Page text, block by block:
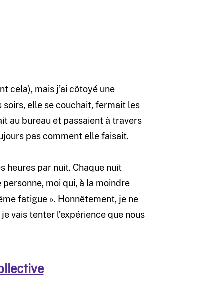
cela), mais j’ai côtoyé une
elle se couchait, fermait les
au bureau et passaient à travers
pas comment elle faisait.
heures par nuit. Chaque nuit
moi qui, à la moindre
fatigue ». Honnêtement, je ne
vais tenter l’expérience que nous